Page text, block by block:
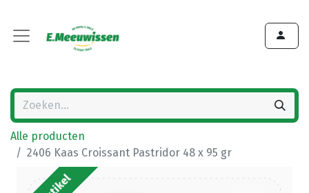
Alle producten
2406 Kaas Croissant Pastridor 48 x 95 gr